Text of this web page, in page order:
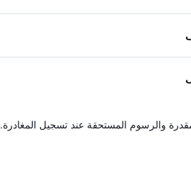
والرسوم المستحقة عند تسجيل المغادرة.